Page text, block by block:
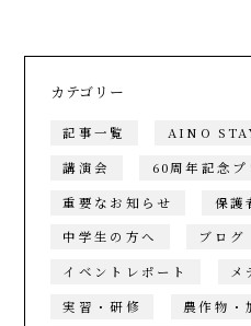
カテゴリー
記事一覧 AINO
講演会
60周年記念プ
重要なお知らせ
保護
中学生の方へ
ブログ
イベントレポート
メ
実習・研修
農作物・